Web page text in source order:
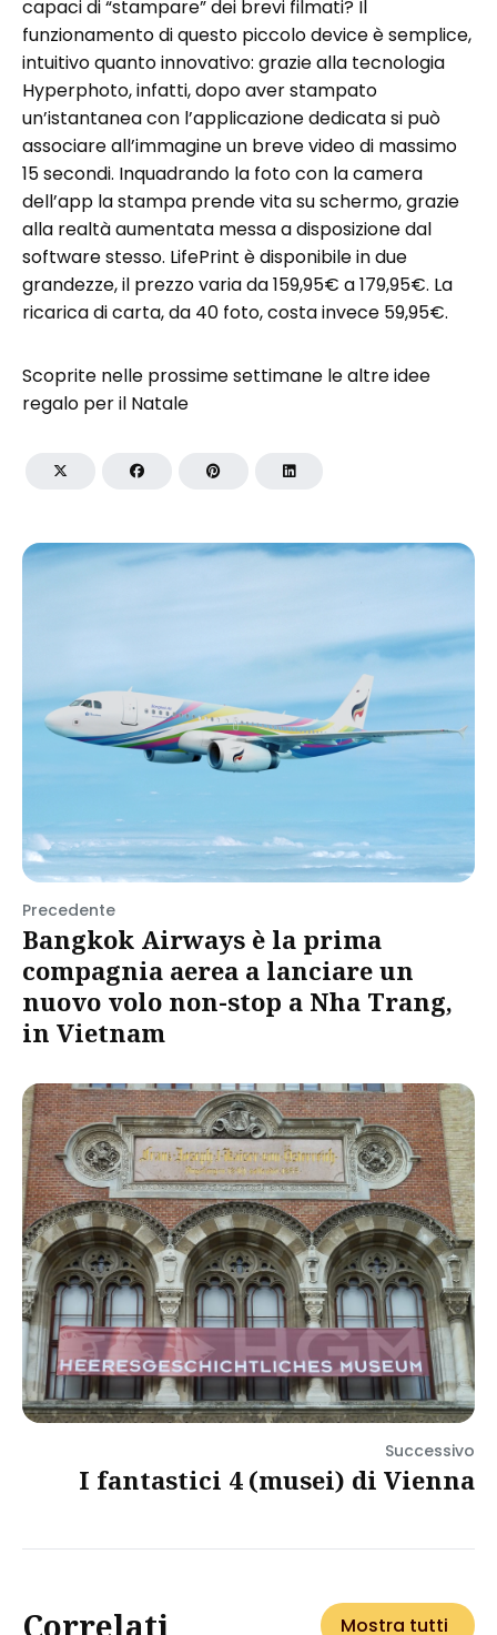
capaci di “stampare” dei brevi filmati? Il
funzionamento di questo piccolo device è semplice,
intuitivo quanto innovativo: grazie alla tecnologia
Hyperphoto, infatti, dopo aver stampato
un’istantanea con l’applicazione dedicata si può
associare all’immagine un breve video di massimo
15 secondi. Inquadrando la foto con la camera
dell’app la stampa prende vita su schermo, grazie
alla realtà aumentata messa a disposizione dal
software stesso. LifePrint è disponibile in due
grandezze, il prezzo varia da 159,95€ a 179,95€. La
ricarica di carta, da 40 foto, costa invece 59,95€.
Scoprite nelle prossime settimane le altre idee
regalo per il Natale
Precedente
Bangkok Airways è la prima
compagnia aerea a lanciare un
nuovo volo non-stop a Nha Trang,
in Vietnam
Successivo
I fantastici 4 (musei) di Vienna
Correlati Mostra tutti